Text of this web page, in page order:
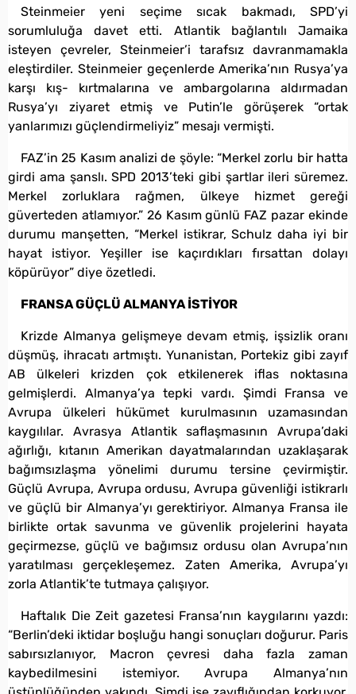
Steinmeier yeni seçime sıcak bakmadı, SPD’yi
sorumluluğa davet etti. Atlantik bağlantılı Jamaika
isteyen çevreler, Steinmeier’i tarafsız davranmamakla
eleştirdiler. Steinmeier geçenlerde Amerika’nın Rusya’ya
karşı kış- kırtmalarına ve ambargolarına aldırmadan
Rusya’yı ziyaret etmiş ve Putin’le görüşerek “ortak
yanlarımızı güçlendirmeliyiz” mesajı vermişti.
FAZ’in 25 Kasım analizi de şöyle: “Merkel zorlu bir hatta
girdi ama şanslı. SPD 2013’teki gibi şartlar ileri süremez.
Merkel zorluklara rağmen, ülkeye hizmet gereği
güverteden atlamıyor.” 26 Kasım günlü FAZ pazar ekinde
durumu manşetten, “Merkel istikrar, Schulz daha iyi bir
hayat istiyor. Yeşiller ise kaçırdıkları fırsattan dolayı
köpürüyor” diye özetledi.
FRANSA GÜÇLÜ ALMANYA İSTİYOR
Krizde Almanya gelişmeye devam etmiş, işsizlik oranı
düşmüş, ihracatı artmıştı. Yunanistan, Portekiz gibi zayıf
AB ülkeleri krizden çok etkilenerek iflas noktasına
gelmişlerdi. Almanya’ya tepki vardı. Şimdi Fransa ve
Avrupa ülkeleri hükümet kurulmasının uzamasından
kaygılılar. Avrasya Atlantik saflaşmasının Avrupa’daki
ağırlığı, kıtanın Amerikan dayatmalarından uzaklaşarak
bağımsızlaşma yönelimi durumu tersine çevirmiştir.
Güçlü Avrupa, Avrupa ordusu, Avrupa güvenliği istikrarlı
ve güçlü bir Almanya’yı gerektiriyor. Almanya Fransa ile
birlikte ortak savunma ve güvenlik projelerini hayata
geçirmezse, güçlü ve bağımsız ordusu olan Avrupa’nın
yaratılması gerçekleşemez. Zaten Amerika, Avrupa’yı
zorla Atlantik’te tutmaya çalışıyor.
Haftalık Die Zeit gazetesi Fransa’nın kaygılarını yazdı:
“Berlin’deki iktidar boşluğu hangi sonuçları doğurur. Paris
sabırsızlanıyor, Macron çevresi daha fazla zaman
kaybedilmesini istemiyor. Avrupa Almanya’nın